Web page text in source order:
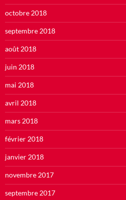
octobre 2018
septembre 2018
août 2018
juin 2018
mai 2018
avril 2018
mars 2018
février 2018
janvier 2018
novembre 2017
septembre 2017